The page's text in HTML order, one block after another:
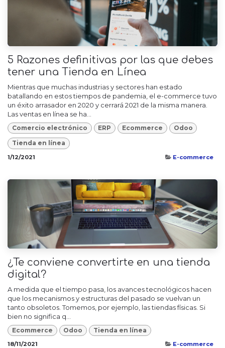
5 Razones definitivas por las que debes
tener una Tienda en Línea
Mientras que muchas industrias y sectores han estado
batallando en estos tiempos de pandemia, el e-commerce tuvo
un éxito arrasador en 2020 y cerrará 2021 de la misma manera.
Las ventas en línea se ha...
Comercio electrónico ERP Ecommerce Odoo
Tienda en línea
1/12/2021 E-commerce
¿Te conviene convertirte en una tienda
digital?
A medida que el tiempo pasa, los avances tecnológicos hacen
que los mecanismos y estructuras del pasado se vuelvan un
tanto obsoletos. Tomemos, por ejemplo, las tiendas físicas. Si
bien no significa q...
Ecommerce Odoo Tienda en línea
18/11/2021 E-commerce